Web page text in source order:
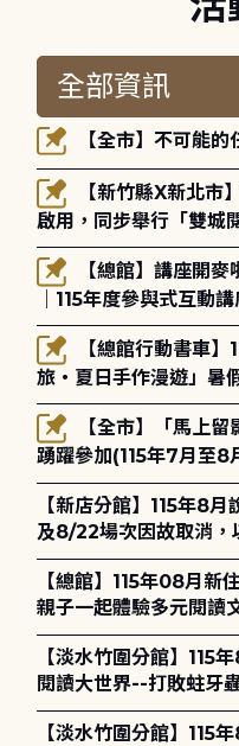
【全市】不可能的
啟用，同步舉行「雙城
躍參加(115年8月3日至
｜115年度參與式互動
場！
旅・夏日手作漫遊」暑
報名
踴躍參加(115年7月至8
【新店分館】115年8
及8/22場次因故取消，
主)
【總館】115年08月新
親子一起體驗多元閱讀
【淡水竹圍分館】115
閱讀大世界--打敗蛀牙
護全攻略》
【淡水竹圍分館】115